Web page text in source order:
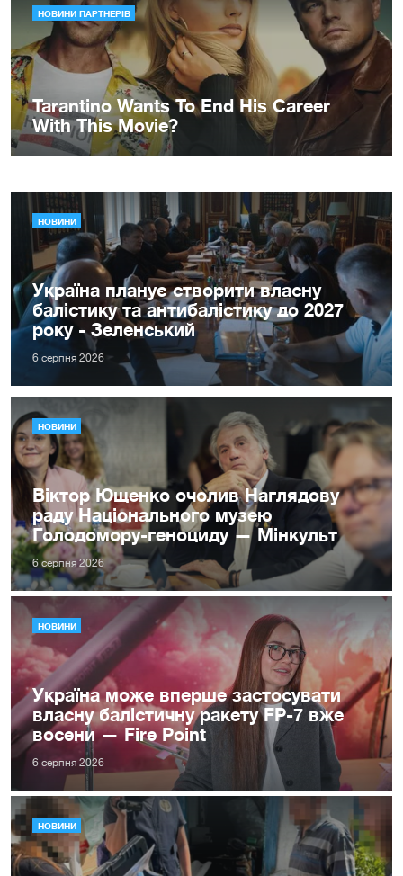
НОВИНИ
Україна планує створити власну
балістику та антибалістику до 2027
року - Зеленський
6 серпня 2026
НОВИНИ
Віктор Ющенко очолив Наглядову
раду Національного музею
Голодомору-геноциду — Мінкульт
6 серпня 2026
НОВИНИ
Україна може вперше застосувати
власну балістичну ракету FP-7 вже
восени — Fire Point
6 серпня 2026
НОВИНИ